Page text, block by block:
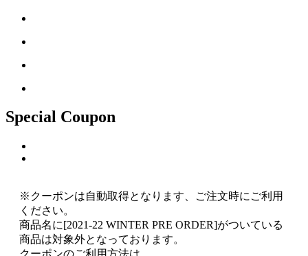
Special Coupon
※クーポンは自動取得となります、ご注文時にご利用
ください。
商品名に[2021-22 WINTER PRE ORDER]がついている
商品は対象外となっております。